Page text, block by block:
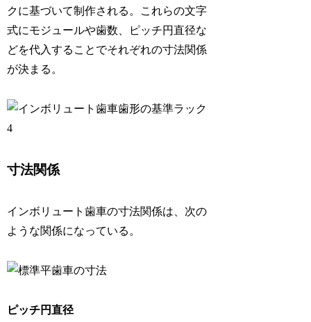
クに基づいて制作される。これらの文字
式にモジュールや歯数、ピッチ円直径な
どを代入することでそれぞれの寸法関係
が決まる。
寸法関係
インボリュート歯車の寸法関係は、次の
ような関係になっている。
ピッチ円直径